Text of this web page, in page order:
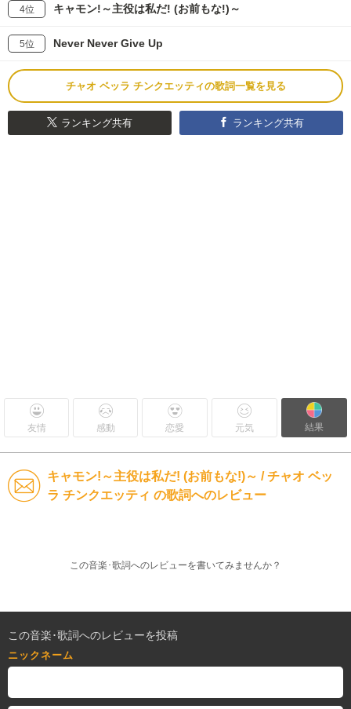
4位 キャモン!～主役は私だ! (お前もな!)～
5位 Never Never Give Up
チャオ ベッラ チンクエッティの歌詞一覧を見る
ランキング共有 ランキング共有
友情 感動 恋愛 元気 結果
キャモン!～主役は私だ! (お前もな!)～ / チャオ ベッ
ラ チンクエッティ の歌詞へのレビュー
この音楽･歌詞へのレビューを書いてみませんか？
この音楽･歌詞へのレビューを投稿
ニックネーム